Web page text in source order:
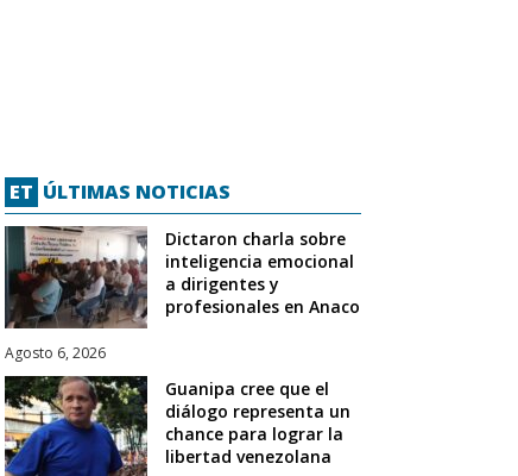
ET ÚLTIMAS NOTICIAS
Dictaron charla sobre
inteligencia emocional
a dirigentes y
profesionales en Anaco
Agosto 6, 2026
Guanipa cree que el
diálogo representa un
chance para lograr la
libertad venezolana